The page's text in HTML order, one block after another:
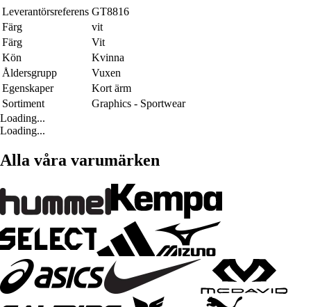
Leverantörsreferens GT8816
Färg
vit
Färg
Vit
Kön
Kvinna
Åldersgrupp
Vuxen
Egenskaper
Kort ärm
Sortiment
Graphics - Sportwear
Loading...
Loading...
Alla våra varumärken